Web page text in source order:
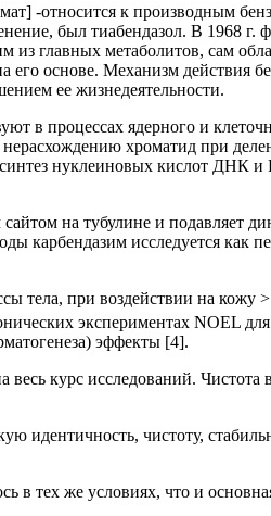
-относится к производным
был тиабендазол. В 1968
главных метаболитов, сам
основе. Механизм действия
ее жизнедеятельности.
в процессах ядерного и
хроматид при
нуклеиновых кислот ДНК
на тубулине и подавляет
карбендазим исследуется как
тела, при воздействии на кожу
экспериментах NOEL
эффекты [4].
курс исследований. Чистота
идентичность, чистоту,
в тех же условиях, что и